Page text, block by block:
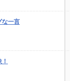
な一言